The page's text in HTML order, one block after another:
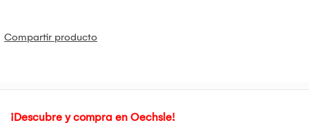
Bandeja de tazas ajustable para acomodar tazas pequeñas
Compartir producto
¡Descubre y compra en Oechsle!